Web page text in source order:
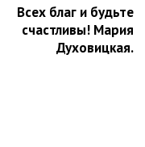
Всех благ и будьте
счастливы! Мария
Духовицкая.